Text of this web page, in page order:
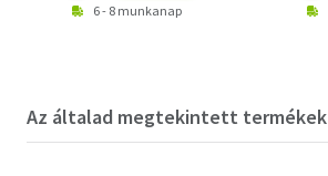
6 - 8 munkanap
Az általad megtekintett termékek